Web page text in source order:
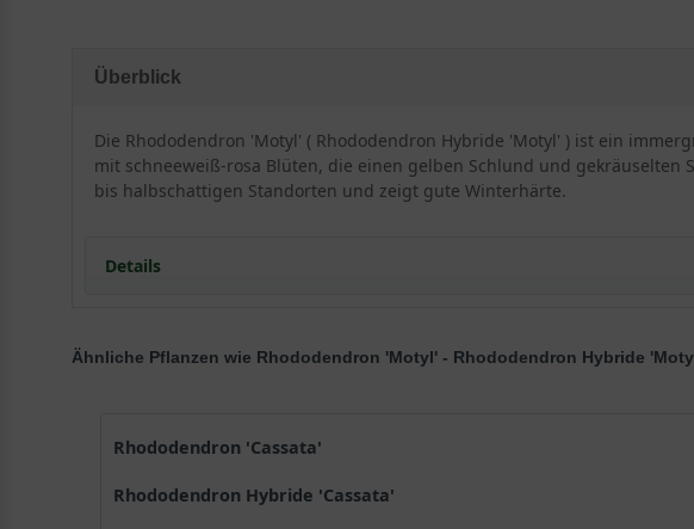
Überblick
Die Rhododendron 'Motyl' ( Rhododendron Hybride 'Motyl' ) ist ein
mit schneeweiß-rosa Blüten, die einen gelben Schlund und
bis halbschattigen Standorten und zeigt gute Winterhärte.
Details
Besonderheiten und Eigenschaften vom Rhododendron Hybride
der bemerkenswerten Eigenschaften dieser Pflanze.
Wuchshöhe und Wuchsform
Ähnliche Pflanzen wie Rhododendron 'Motyl' - Rhododendron Hybride
Rhododendron 'Cassata'
Rhododendron Hybride 'Cassata'